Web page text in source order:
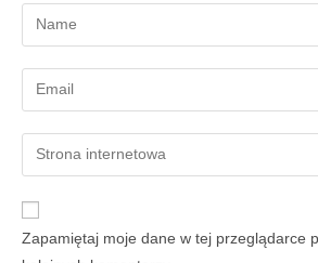
Zapamiętaj moje dane w tej przeglądarce